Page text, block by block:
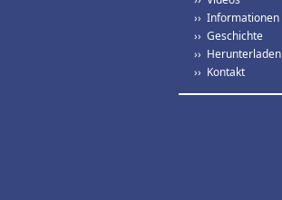
›› Informationen
›› Geschichte
›› Herunterladen
›› Kontakt